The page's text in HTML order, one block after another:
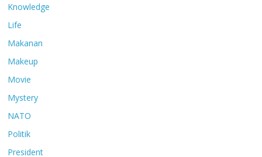
Knowledge
Life
Makanan
Makeup
Movie
Mystery
NATO
Politik
President